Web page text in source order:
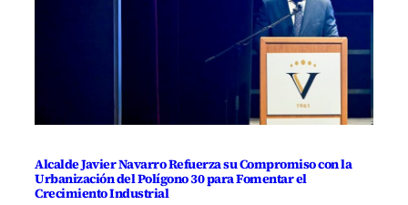
Alcalde Javier Navarro Refuerza su Compromiso con la
Urbanización del Polígono 30 para Fomentar el
Crecimiento Industrial